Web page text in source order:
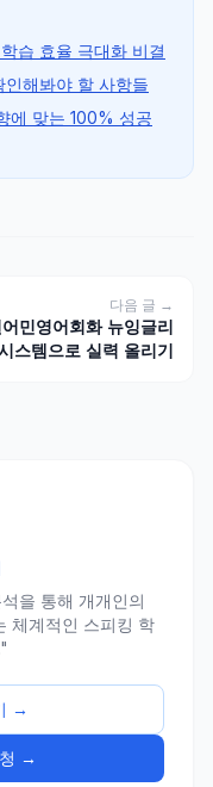
습 효율 극대화 비결
해봐야 할 사항들
에 맞는 100% 성공
다음 글 →
어민영어회화 뉴잉글리
스템으로 실력 올리기
을 통해 개개인의
체계적인 스피킹 학
→
→